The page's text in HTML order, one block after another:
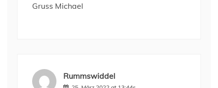
Gruss Michael
Rummswiddel